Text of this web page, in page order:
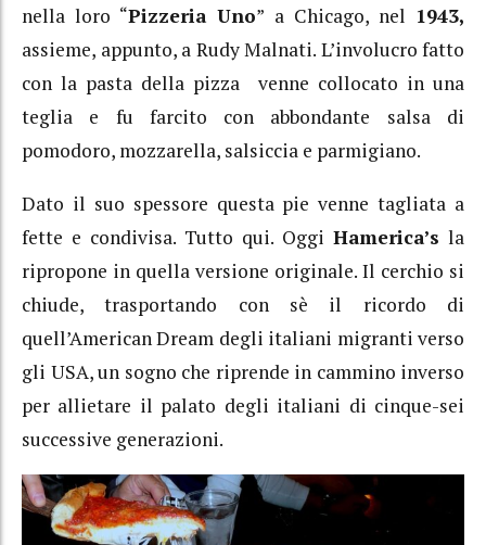
nella loro “Pizzeria Uno” a Chicago, nel 1943,
assieme, appunto, a Rudy Malnati. L’involucro fatto
con la pasta della pizza venne collocato in una
teglia e fu farcito con abbondante salsa di
pomodoro, mozzarella, salsiccia e parmigiano.
Dato il suo spessore questa pie venne tagliata a
fette e condivisa. Tutto qui. Oggi Hamerica’s la
ripropone in quella versione originale. Il cerchio si
chiude, trasportando con sè il ricordo di
quell’American Dream degli italiani migranti verso
gli USA, un sogno che riprende in cammino inverso
per allietare il palato degli italiani di cinque-sei
successive generazioni.